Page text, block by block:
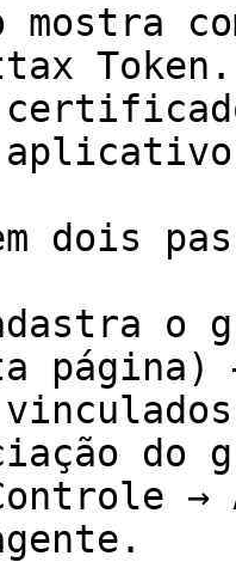
mostra
dois
o
página)
do
→